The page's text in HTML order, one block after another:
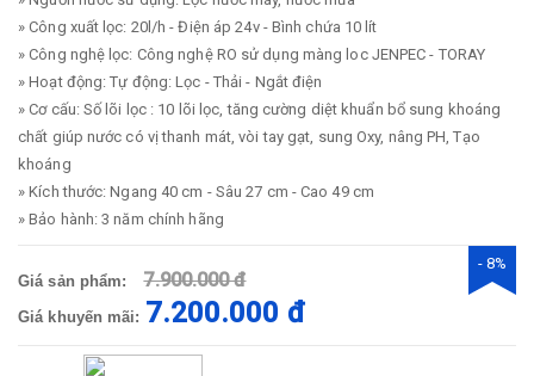
» Công xuất lọc: 20l/h - Điện áp 24v - Bình chứa 10 lít
» Công nghệ lọc: Công nghệ RO sử dụng màng loc JENPEC - TORAY
» Hoạt động: Tự động: Lọc - Thải - Ngắt điện
» Cơ cấu: Số lõi lọc : 10 lõi lọc, tăng cường diệt khuẩn bổ sung khoáng
chất giúp nước có vị thanh mát, vòi tay gạt, sung Oxy, nâng PH, Tạo
khoáng
» Kích thước: Ngang 40 cm - Sâu 27 cm - Cao 49 cm
» Bảo hành: 3 năm chính hãng
Giá sản phẩm: 7.900.000 đ
Giá khuyến mãi: 7.200.000 đ
- 8%